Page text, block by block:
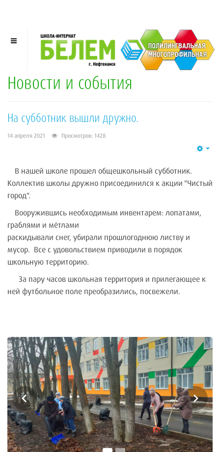
Новости и события
На субботник вышли дружно.
14 апреля 2021 Просмотров: 1428
В нашей школе прошел общешкольный субботник.
Коллектив школы дружно присоединился к акции "Чистый
город".
Вооружившись необходимым инвентарем: лопатами,
граблями и мётлами
раскидывали снег, убирали прошлогоднюю листву и
мусор. Все с удовольствием приводили в порядок
школьную территорию.
За пару часов школьная территория и прилегающее к
ней футбольное поле преобразились, посвежели.